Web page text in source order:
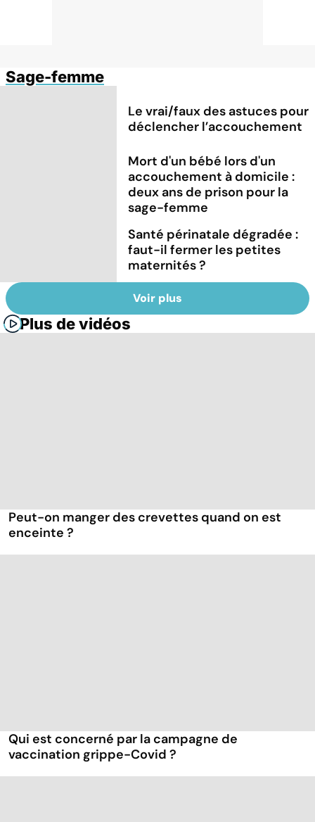
Sage-femme
Le vrai/faux des astuces pour
déclencher l’accouchement
Mort d'un bébé lors d'un
accouchement à domicile :
deux ans de prison pour la
sage-femme
Santé périnatale dégradée :
faut-il fermer les petites
maternités ?
Voir plus
Plus de vidéos
Peut-on manger des crevettes quand on est
enceinte ?
Qui est concerné par la campagne de
vaccination grippe-Covid ?